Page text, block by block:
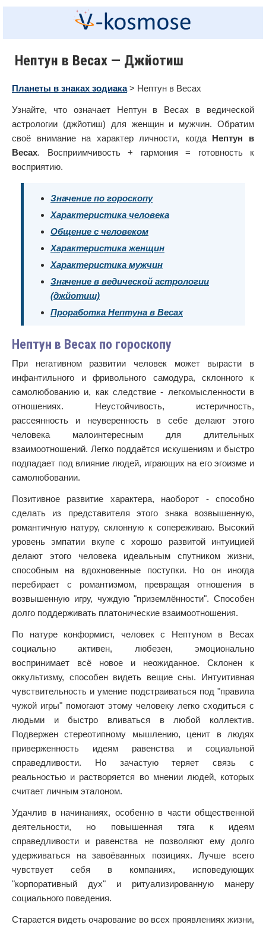
Нептун в Весах — Джйотиш
Планеты в знаках зодиака> Нептун в Весах
Узнайте, что означает Нептун в Весах в ведической
астрологии (джйотиш) для женщин и мужчин. Обратим
своё внимание на характер личности, когда Нептун в
Весах. Восприимчивость + гармония = готовность к
восприятию.
Значение по гороскопу
Характеристика человека
Общение с человеком
Характеристика женщин
Характеристика мужчин
Значение в ведической астрологии
(джйотиш)
Проработка Нептуна в Весах
Нептун в Весах по гороскопу
При негативном развитии человек может вырасти в
инфантильного и фривольного самодура, склонного к
самолюбованию и, как следствие - легкомысленности в
отношениях. Неустойчивость, истеричность,
рассеянность и неуверенность в себе делают этого
человека малоинтересным для длительных
взаимоотношений. Легко поддаётся искушениям и быстро
подпадает под влияние людей, играющих на его эгоизме и
самолюбовании.
Позитивное развитие характера, наоборот - способно
сделать из представителя этого знака возвышенную,
романтичную натуру, склонную к сопереживаю. Высокий
уровень эмпатии вкупе с хорошо развитой интуицией
делают этого человека идеальным спутником жизни,
способным на вдохновенные поступки. Но он иногда
перебирает с романтизмом, превращая отношения в
возвышенную игру, чуждую "приземлённости". Способен
долго поддерживать платонические взаимоотношения.
По натуре конформист, человек с Нептуном в Весах
социально активен, любезен, эмоционально
воспринимает всё новое и неожиданное. Склонен к
оккультизму, способен видеть вещие сны. Интуитивная
чувствительность и умение подстраиваться под "правила
чужой игры" помогают этому человеку легко сходиться с
людьми и быстро вливаться в любой коллектив.
Подвержен стереотипному мышлению, ценит в людях
приверженность идеям равенства и социальной
справедливости. Но зачастую теряет связь с
реальностью и растворяется во мнении людей, которых
считает личным эталоном.
Удачлив в начинаниях, особенно в части общественной
деятельности, но повышенная тяга к идеям
справедливости и равенства не позволяют ему долго
удерживаться на завоёванных позициях. Лучше всего
чувствует себя в компаниях, исповедующих
"корпоративный дух" и ритуализированную манеру
социального поведения.
Старается видеть очарование во всех проявлениях жизни,